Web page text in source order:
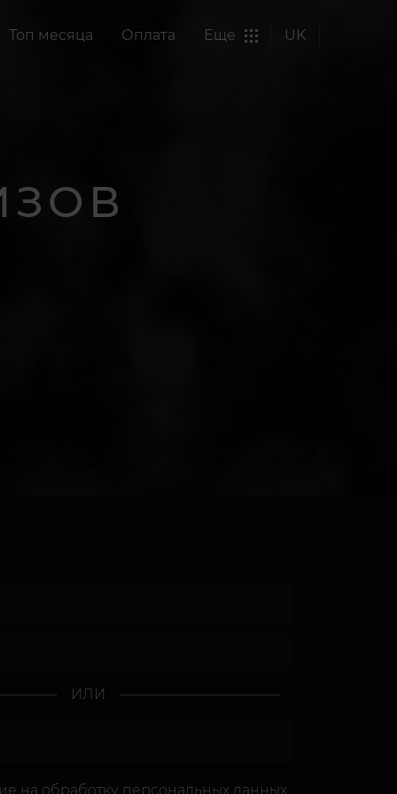
Топ месяца Оплата Еще UK
ИЛИ
на обработку персональных данных